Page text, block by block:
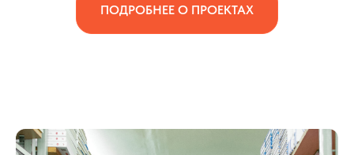
ПОДРОБНЕЕ О ПРОЕКТАХ